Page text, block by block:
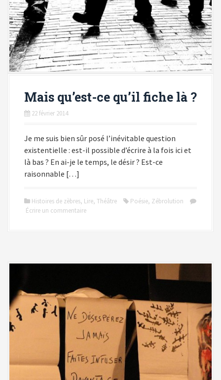
Mais qu’est-ce qu’il fiche là ?
22 février 2014
Je me suis bien sûr posé l’inévitable question
existentielle : est-il possible d’écrire à la fois ici et
là bas ? En ai-je le temps, le désir ? Est-ce
raisonnable […]
Histoires de zèbres, Lire, Théâtre Poésie, Zébrolution
Écrire un commentaire